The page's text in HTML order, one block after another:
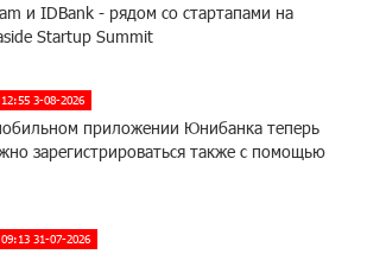
и IDBank - рядом со стартапами на
Startup Summit
3-08-2026
приложении Юнибанка теперь
зарегистрироваться также с помощью
31-07-2026